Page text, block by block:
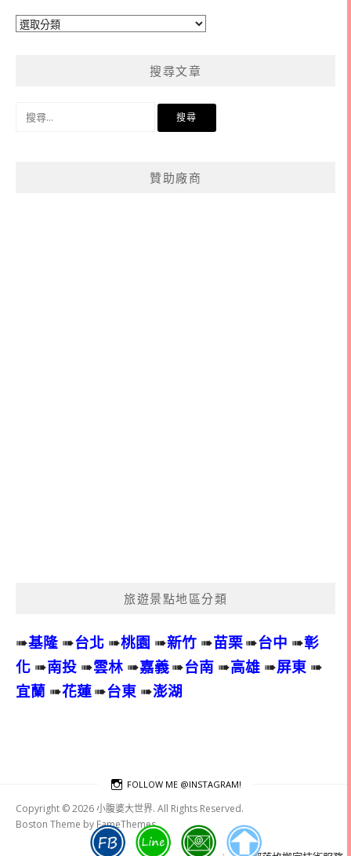
文
搜尋文章
贊助廠商
旅遊景點地區分類
➠基隆 ➠台北 ➠桃園 ➠新竹 ➠苗栗➠台中 ➠彰
化 ➠南投 ➠雲林 ➠嘉義➠台南 ➠高雄 ➠屏東 ➠
宜蘭 ➠花蓮➠台東 ➠澎湖
FOLLOW ME @INSTAGRAM!
Copyright © 2026 小腹婆大世界. All Rights Reserved.
Boston Theme by FameThemes